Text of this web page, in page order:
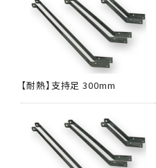
【耐熱】支持足 300mm